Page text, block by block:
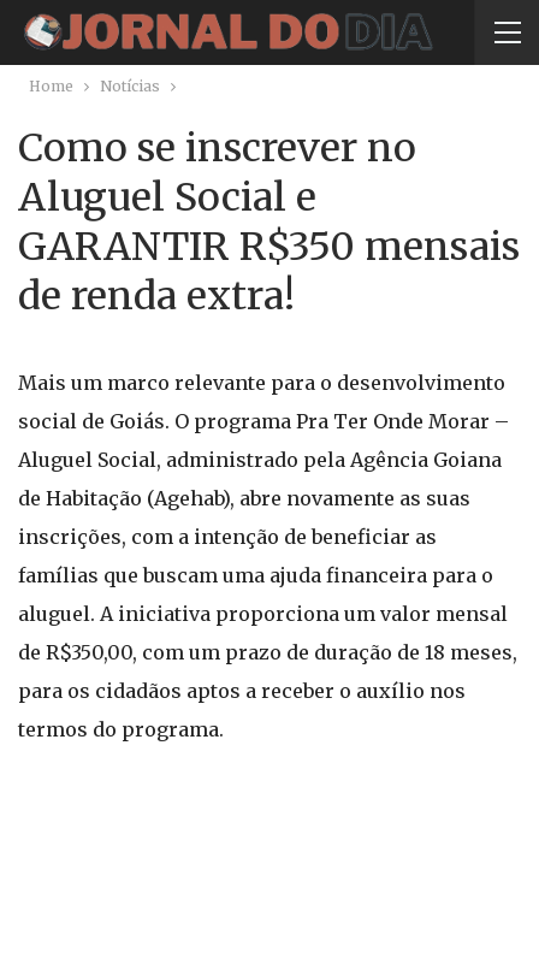
Home Notícias
Como se inscrever no
Aluguel Social e
GARANTIR R$350 mensais
de renda extra!
Mais um marco relevante para o desenvolvimento
social de Goiás. O programa Pra Ter Onde Morar –
Aluguel Social, administrado pela Agência Goiana
de Habitação (Agehab), abre novamente as suas
inscrições, com a intenção de beneficiar as
famílias que buscam uma ajuda financeira para o
aluguel. A iniciativa proporciona um valor mensal
de R$350,00, com um prazo de duração de 18 meses,
para os cidadãos aptos a receber o auxílio nos
termos do programa.